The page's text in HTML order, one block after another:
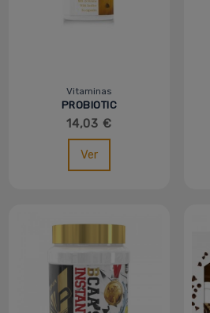
Vitaminas
PROBIOTIC
PROFESSIONAL (VEGAN
CAPS) - IO.GENIX MVP
14,03 €
Ver